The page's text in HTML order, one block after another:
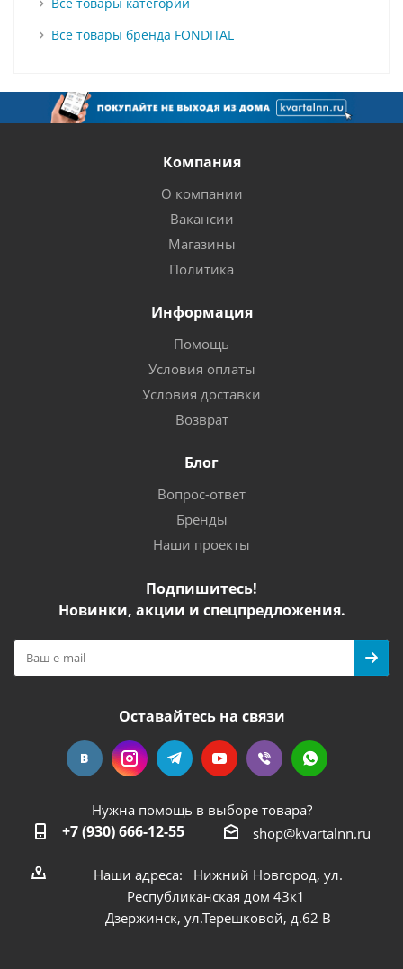
Все товары бренда FONDITAL
Компания
О компании
Вакансии
Магазины
Политика
Информация
Помощь
Условия оплаты
Условия доставки
Возврат
Блог
Вопрос-ответ
Бренды
Наши проекты
Подпишитесь!
Новинки, акции и спецпредложения.
Оставайтесь на связи
Нужна помощь в выборе товара?
+7 (930) 666-12-55 shop@kvartalnn.ru
Наши адреса: Нижний Новгород, ул.
Республиканская дом 43к1
Дзержинск, ул.Терешковой, д.62 В